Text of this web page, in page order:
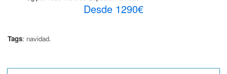
Desde 1290€
Tags: navidad.